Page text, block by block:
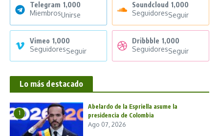
Telegram 1,000
MiembrosUnirse
Soundcloud 1,000
SeguidoresSeguir
Vimeo 1,000
SeguidoresSeguir
Dribbble 1,000
SeguidoresSeguir
Lo más destacado
1
Abelardo de la Espriella asume la
presidencia de Colombia
Ago 07, 2026